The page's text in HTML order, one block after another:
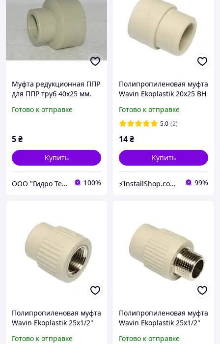
Муфта редукционная ППР
для ППР труб 40х25 мм.
Готово к отправке
5₴
Купить
ООО "Гидро Тех" 100%
Полипропиленовая муфта
Wavin Ekoplastik 20х25 ВН
Готово к отправке
5.0 (2)
14₴
Купить
⚡InstallShop.com.ua⚡ 99%
Полипропиленовая муфта
Wavin Ekoplastik 25х1/2"
Готово к отправке
Полипропиленовая муфта
Wavin Ekoplastik 25х1/2"
Готово к отправке